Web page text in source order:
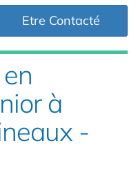
Etre Contacté
à
-